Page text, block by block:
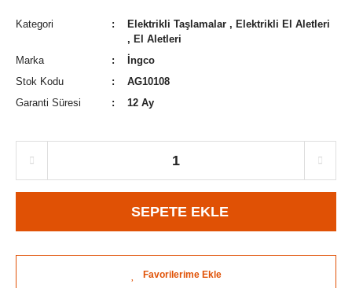
Kategori Elektrikli Taşlamalar , Elektrikli El Aletleri
, El Aletleri
Marka
İngco
Stok Kodu
AG10108
Garanti Süresi
12 Ay
SEPETE EKLE